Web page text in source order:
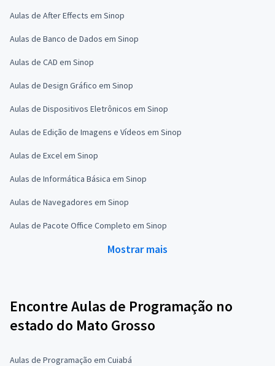
Aulas de After Effects em Sinop
Aulas de Banco de Dados em Sinop
Aulas de CAD em Sinop
Aulas de Design Gráfico em Sinop
Aulas de Dispositivos Eletrônicos em Sinop
Aulas de Edição de Imagens e Vídeos em Sinop
Aulas de Excel em Sinop
Aulas de Informática Básica em Sinop
Aulas de Navegadores em Sinop
Aulas de Pacote Office Completo em Sinop
Mostrar mais
Encontre Aulas de Programação no
estado do Mato Grosso
Aulas de Programação em Cuiabá